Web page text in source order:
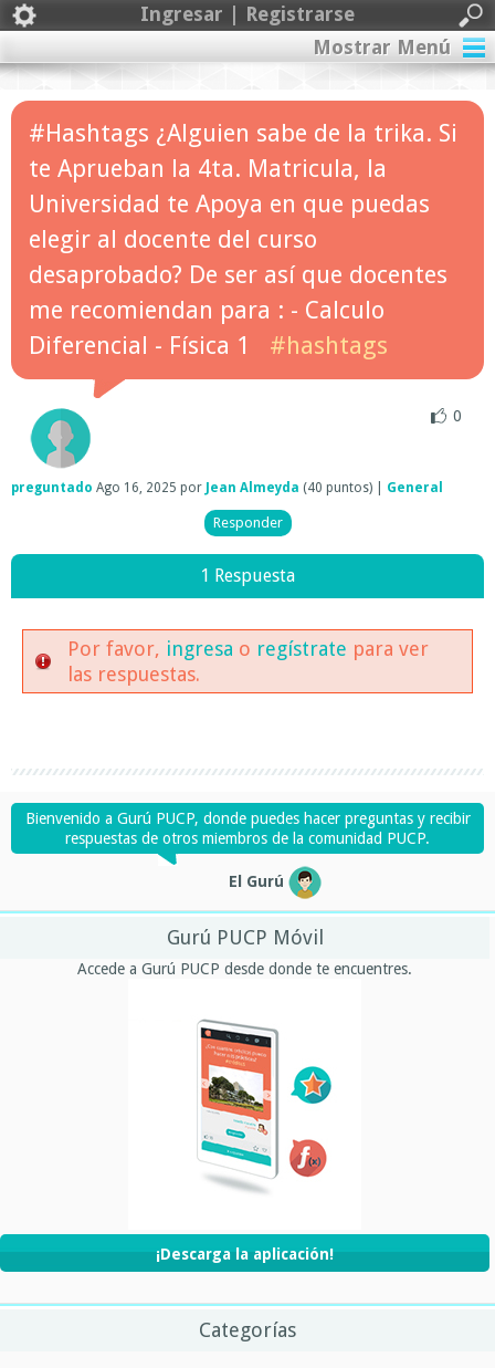
Ingresar | Registrarse
Mostrar Menú
#Hashtags ¿Alguien sabe de la trika. Si
te Aprueban la 4ta. Matricula, la
Universidad te Apoya en que puedas
elegir al docente del curso
desaprobado? De ser así que docentes
me recomiendan para : - Calculo
Diferencial - Física 1
#hashtags
0
preguntado Ago 16, 2025 por Jean Almeyda (40 puntos) General
1 Respuesta
Por favor, ingresa o regístrate para ver
las respuestas.
Bienvenido a Gurú PUCP, donde puedes hacer preguntas y recibir
respuestas de otros miembros de la comunidad PUCP.
El Gurú
Gurú PUCP Móvil
Accede a Gurú PUCP desde donde te encuentres.
¡Descarga la aplicación!
Categorías